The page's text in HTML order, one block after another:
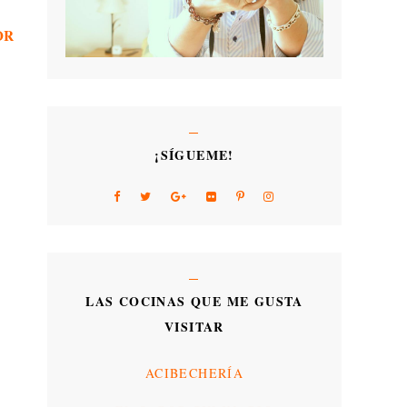
¡SÍGUEME!
LAS COCINAS QUE ME GUSTA
VISITAR
ACIBECHERÍA